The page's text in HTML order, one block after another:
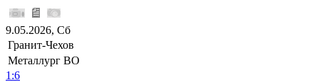
9.05.2026, Сб
Гранит-Чехов
Металлург ВО
1:6